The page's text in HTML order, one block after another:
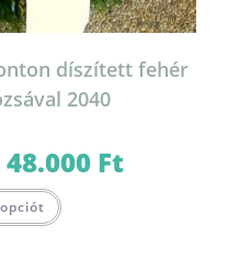
díszített fehér
2040
48.000 Ft23.000 Ft
a